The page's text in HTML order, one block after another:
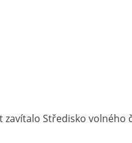
Středisko